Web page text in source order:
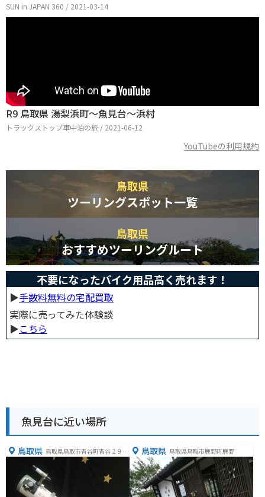
SUN in JAPAN 360 / 2021-03-14
R9 鳥取県 湯梨浜町～魚見台～浜村
トラックストップ車中泊の旅 / 2021-06-12
YouTubeの利用規約
鳥取県
ツーリングスポット一覧
鳥取県
おすすめツーリングルート
不要になったバイク用品高く売れます！
▶︎手数料無料の宅配買取
実際に売ってみた体験談
▶︎こちら
魚見台に近い場所
鳥取県 鳥取県鳥取市青谷町青谷２９９
０−４
鳥取県 鳥取県鳥取市鹿野町鹿野